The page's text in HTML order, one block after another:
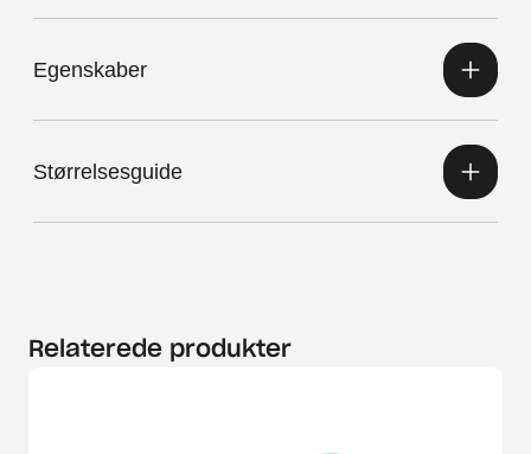
Egenskaber
Størrelsesguide
Relaterede produkter